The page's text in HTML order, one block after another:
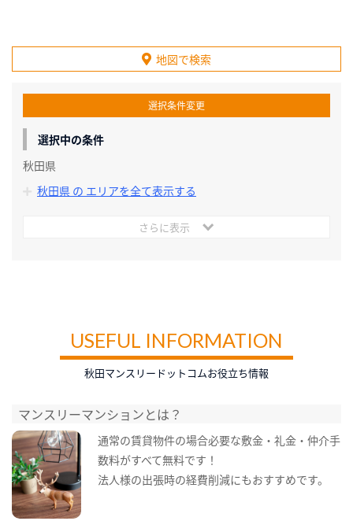
地図で検索
選択条件変更
選択中の条件
秋田県
秋田県 の エリアを全て表示する
さらに表示
USEFUL INFORMATION
秋田マンスリードットコムお役立ち情報
マンスリーマンションとは？
通常の賃貸物件の場合必要な敷金・礼金・仲介手
数料がすべて無料です！
法人様の出張時の経費削減にもおすすめです。